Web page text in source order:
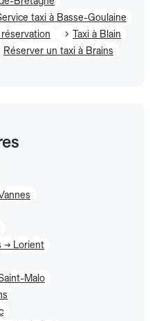
taxi à Basse-Goulaine
Taxi à Blain
Réserver un taxi à Brains
→ Lorient
Malo